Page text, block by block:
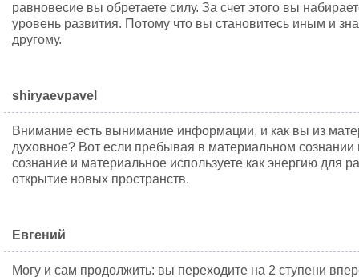
равновесие вы обретаете силу. За счет этого вы
уровень развития. Потому что вы становитесь иным и
другому.
shiryaevpavel
Внимание есть вынимание информации, и как вы из
духовное? Вот если пребывая в материальном
сознание и материальное используете как энергию для
открытие новых пространств.
Евгений
Могу и сам продолжить: вы переходите на 2 ступени